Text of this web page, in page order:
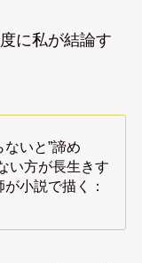
に私が結論す
ないと”諦め
い方が長生きす
小説で描く：